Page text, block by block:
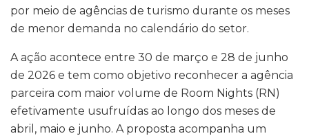
por meio de agências de turismo durante os meses
de menor demanda no calendário do setor.
A ação acontece entre 30 de março e 28 de junho
de 2026 e tem como objetivo reconhecer a agência
parceira com maior volume de Room Nights (RN)
efetivamente usufruídas ao longo dos meses de
abril, maio e junho. A proposta acompanha um